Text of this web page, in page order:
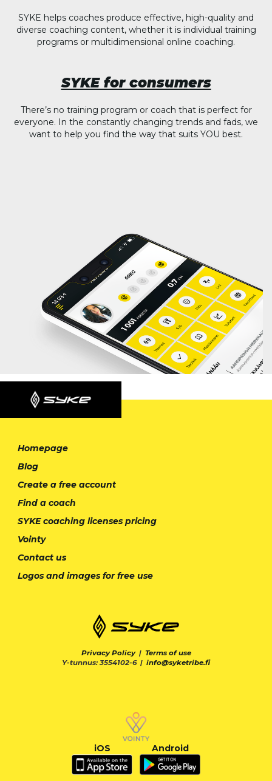
SYKE helps coaches produce effective, high-quality and
diverse coaching content, whether it is individual training
programs or multidimensional online coaching.
SYKE for consumers
There’s no training program or coach that is perfect for
everyone. In the constantly changing trends and fads, we
want to help you find the way that suits YOU best.
Homepage
Blog
Create a free account
Find a coach
SYKE coaching licenses pricing
Vointy
Contact us
Logos and images for free use
Privacy Policy| Terms of use
Y-tunnus: 3554102-6 | info@syketribe.fi
iOS Android